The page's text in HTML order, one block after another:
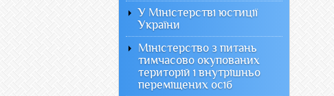
У Міністерстві юстиції
України
Міністерство з питань
тимчасово окупованих
територій і внутрішньо
переміщених осіб